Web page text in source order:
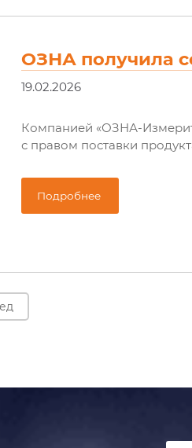
ОЗНА получила
19.02.2026
Компанией «ОЗНА-
с правом поставки
Подробнее